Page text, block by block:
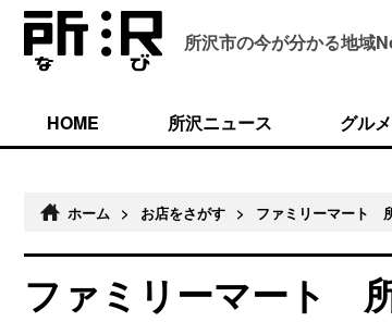
所沢市の今が分かる地域
HOME 所沢ニュース グルメ
ホーム > お店をさがす > ファミリーマート
ファミリーマート